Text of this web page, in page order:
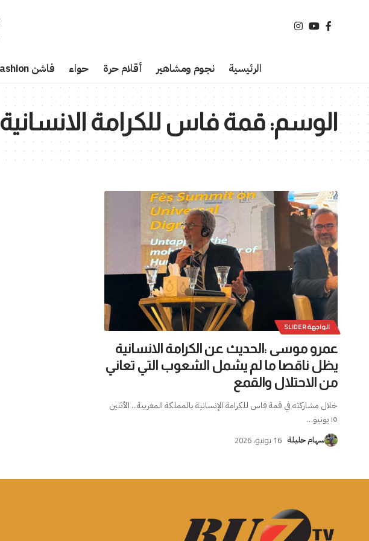
الرئيسية نجوم ومشاهير أقلام حرة حواء فاشن fashion
الوسم:قمة فاس للكرامة الانسانية
الواجهة SLIDER
عمرو موسى :الحديث عن الكرامة الانسانية
يظل ناقصا ما لم يشمل الشعوب التي تعاني
من الاحتلال والقمع
خلال مشاركته في قمة فاس للكرامة الإنسانية بالمملكة المغربية... الأثنين
١٥ يونيو
…
سهام حليلة 16 يونيو، 2026